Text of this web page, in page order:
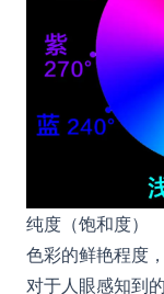
纯度（饱和度）
色彩的鲜艳程度
对于人眼感知到